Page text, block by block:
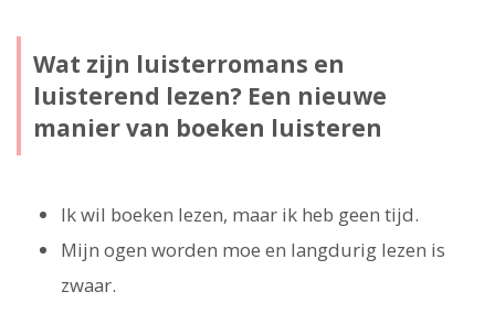
Wat zijn luisterromans en
luisterend lezen? Een nieuwe
manier van boeken luisteren
Ik wil boeken lezen, maar ik heb geen tijd.
Mijn ogen worden moe en langdurig lezen is
zwaar.